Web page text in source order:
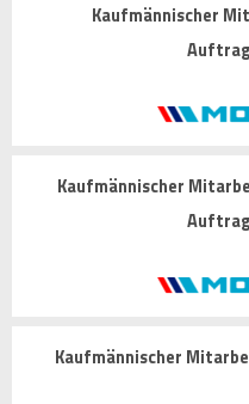
Kaufmännischer
Kaufmännischer
Kaufmännischer